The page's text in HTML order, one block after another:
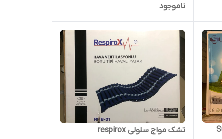
ناموجود
تشک مواج سلولی respirox